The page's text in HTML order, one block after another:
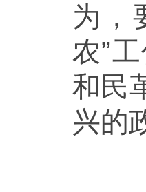
为，
农”
和民
兴的